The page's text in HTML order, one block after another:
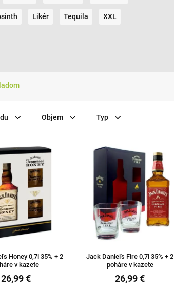
Likér Tequila XXL
Objem Typ
Honey 0,7l 35% + 2
v kazete
26,99 €
Jack Daniel's Fire 0,7l 35% + 2
poháre v kazete
26,99 €